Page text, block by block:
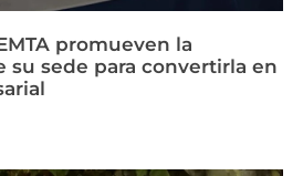
promueven la
su sede para convertirla en